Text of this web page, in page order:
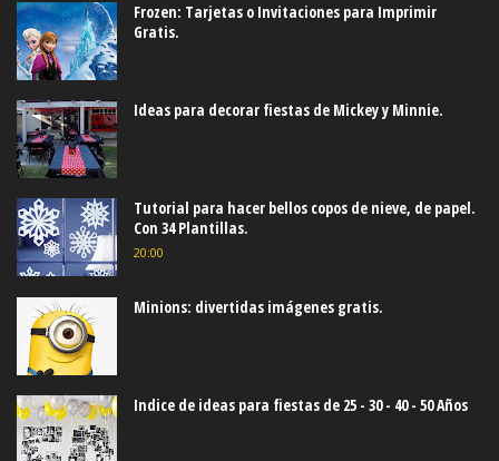
Frozen: Tarjetas o Invitaciones para Imprimir
Gratis.
Ideas para decorar fiestas de Mickey y Minnie.
Tutorial para hacer bellos copos de nieve, de papel.
Con 34 Plantillas.
20:00
Minions: divertidas imágenes gratis.
Indice de ideas para fiestas de 25 - 30 - 40 - 50 Años